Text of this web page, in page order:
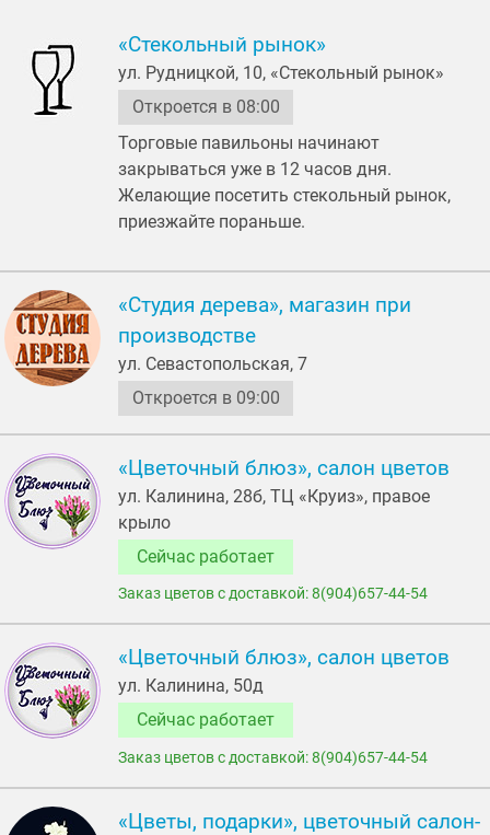
изготовление полиграфической продукции
изготовление сувениров
изготовление сувениров на заказ
монограммы
мягкие игрушки
нанесение логотипа вышиванием
новогодние ёлки
новогодние украшения
обереги
печать на кружках
печать на футболках
подарки ручной работы
поздравительные открытки
посуда из хрусталя
сладкие букетики
сувенирная продукция
сувениры из стекла
товары для праздника
упаковка подарков
фоторамки
фьюзинг
хрусталь
шоколад ручной работы
ювелирные изделия
«Стекольный рынок»
ул. Рудницкой, 10, «Стекольный рынок»
Откроется в 08:00
Торговые павильоны начинают
закрываться уже в 12 часов дня.
Желающие посетить стекольный рынок,
приезжайте пораньше.
«Студия дерева», магазин при
производстве
ул. Севастопольская, 7
Откроется в 09:00
«Цветочный блюз», салон цветов
ул. Калинина, 28б, ТЦ «Круиз», правое
крыло
Сейчас работает
Заказ цветов с доставкой: 8(904)657-44-54
«Цветочный блюз», салон цветов
ул. Калинина, 50д
Сейчас работает
Заказ цветов с доставкой: 8(904)657-44-54
«Цветы, подарки», цветочный салон-